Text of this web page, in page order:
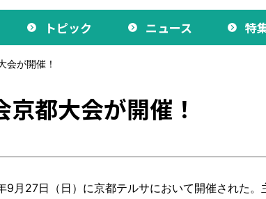
トピック ニュース 特
会が開催！
都大会が開催！
月27日（日）に京都テルサにおいて開催された